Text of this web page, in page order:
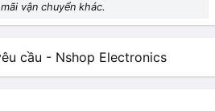
vận chuyển khác.